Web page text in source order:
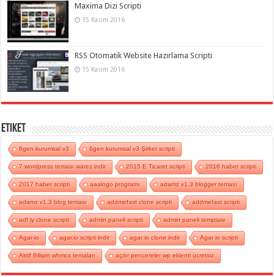
Maxima Dizi Scripti
15 Kasım 2016
RSS Otomatik Website Hazırlama Scripti
15 Kasım 2016
Etiket
6gen kurumsal v3 6gen kurumsal v3 Şirket scripti
7 wordpress teması warez indir 2015 E Ticaret scripti 2016 haber scripti
2017 haber scripti aaalogo programı adamz v1.3 blogger teması
adamz v1.3 blog teması addmefast clone scripti addmefast scripti
adf.ly clone scripti admin paneli scripti admin paneli template
Agar-io agar.io scripti indir agar io clone indir Agar io scripti
Aktif Bilişim whmcs temaları açılır pencereler wp eklenti ücretsiz